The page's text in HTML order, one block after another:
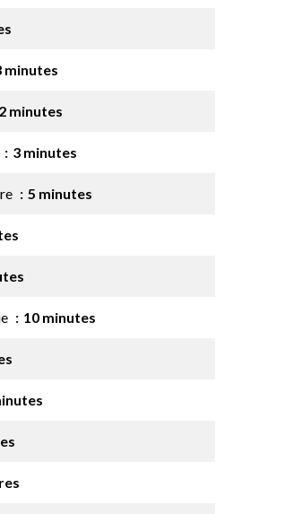
minutes
2 minutes
3 minutes
5 minutes
10 minutes